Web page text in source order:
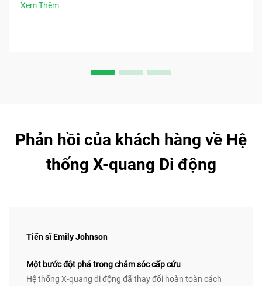
Xem Thêm
Phản hồi của khách hàng về Hệ
thống X-quang Di động
Tiến sĩ Emily Johnson
Một bước đột phá trong chăm sóc cấp cứu
Hệ thống X-quang di động đã thay đổi hoàn toàn cách